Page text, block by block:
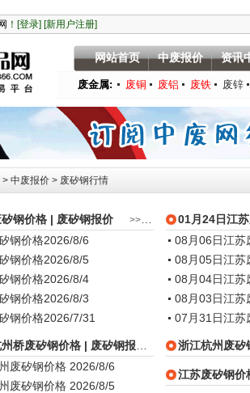
网站首页 中废报价 资讯
废金属: 废铜 废铝 废铁 废锌
> 中废报价 > 废矽钢行情
钢价格 | 废矽钢报价 >>更多
钢价格2026/8/6
钢价格2026/8/5
钢价格2026/8/4
钢价格2026/8/3
钢价格2026/7/31
01月24日江
08月06日江苏
08月05日江苏
08月04日江苏
08月03日江苏
07月31日江苏
桥废矽钢价格 | 废矽钢报价 >>更多
废矽钢价格 2026/8/6
废矽钢价格 2026/8/5
浙江杭州废矽
江苏废矽钢价